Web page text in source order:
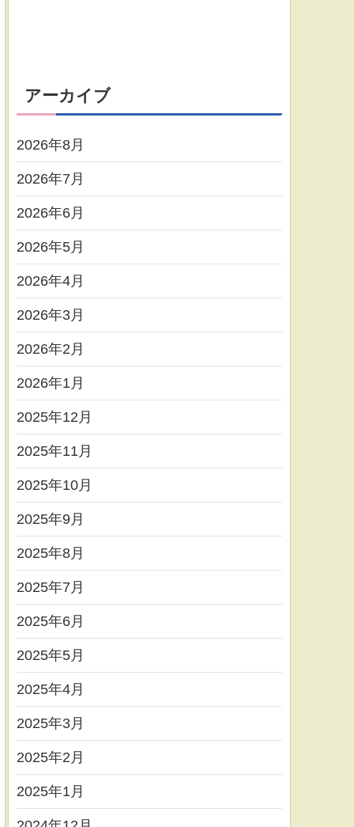
アーカイブ
2026年8月
2026年7月
2026年6月
2026年5月
2026年4月
2026年3月
2026年2月
2026年1月
2025年12月
2025年11月
2025年10月
2025年9月
2025年8月
2025年7月
2025年6月
2025年5月
2025年4月
2025年3月
2025年2月
2025年1月